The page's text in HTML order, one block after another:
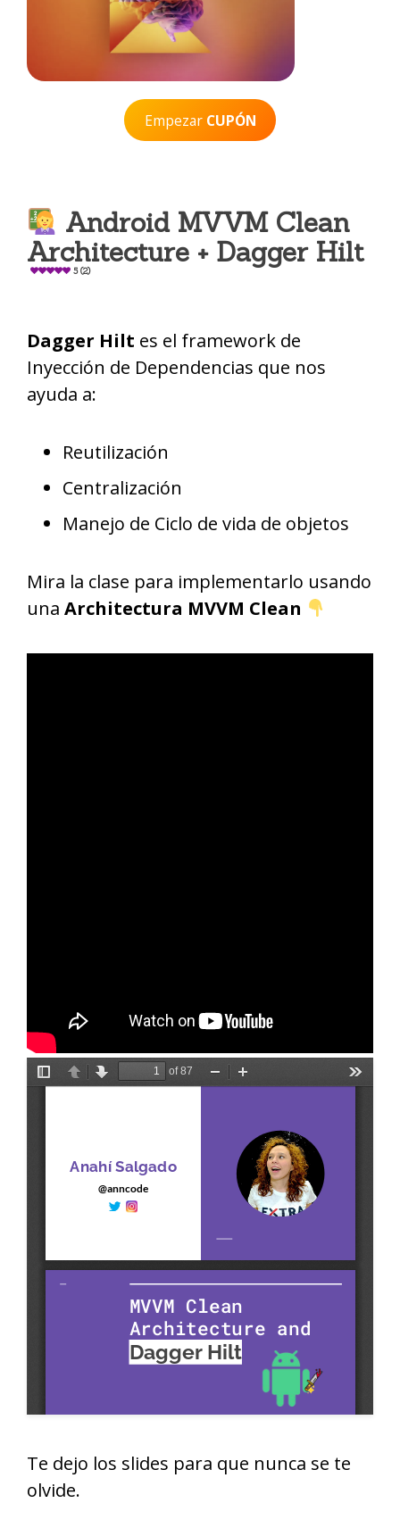
EmpezarCUPÓN
Android MVVM Clean
Architecture + Dagger Hilt
5 (2)
Dagger Hilt es el framework de
Inyección de Dependencias que nos
ayuda a:
Reutilización
Centralización
Manejo de Ciclo de vida de objetos
Mira la clase para implementarlo usando
una Architectura MVVM Clean
Te dejo los slides para que nunca se te
olvide.